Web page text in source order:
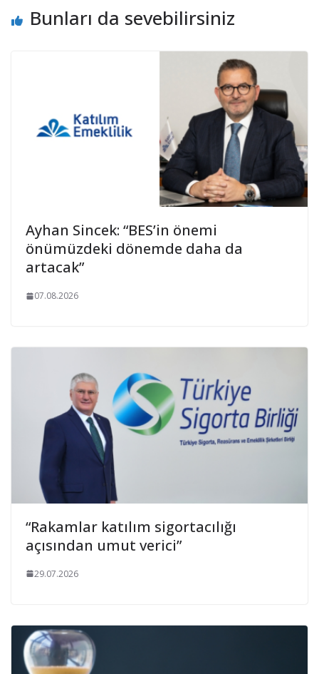
Bunları da sevebilirsiniz
Ayhan Sincek: “BES’in önemi
önümüzdeki dönemde daha da
artacak”
07.08.2026
“Rakamlar katılım sigortacılığı
açısından umut verici”
29.07.2026